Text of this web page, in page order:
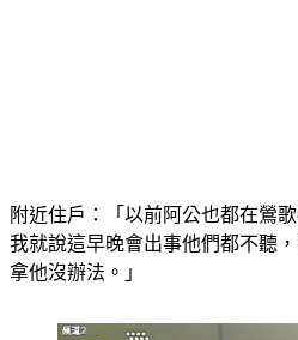
附近住戶：「以前阿公也都在鶯
我就說這早晚會出事他們都不聽